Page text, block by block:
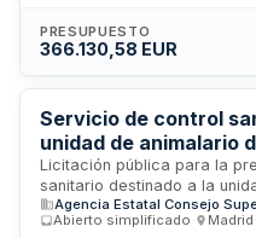
domésticos y de utilidad en
permite al municipio
calidad a la comunidad. El
asciende a 366.130,58
PRESUPUESTO
366.130,58 EUR
Servicio de control
unidad de animalario
Investigaciones
Licitación pública para la
sanitario destinado a la
Investigaciones Biológicas
Consejo Superior de
Abierto simplificado
Madrid